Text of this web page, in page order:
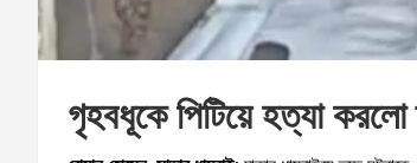
গৃহবধূকে পিটিয়ে হত্যা